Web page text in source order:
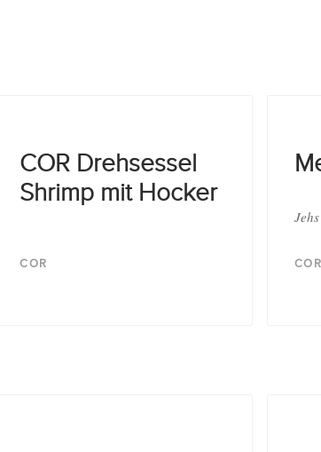
COR Drehsessel
Shrimp mit Hocker
COR